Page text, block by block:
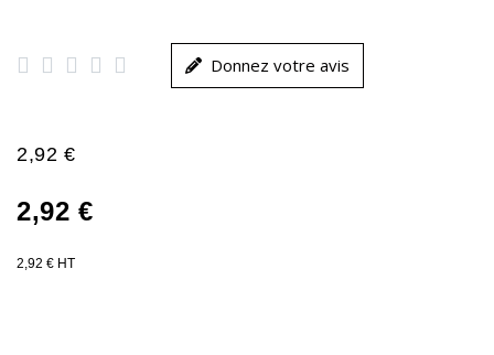
     Donnez votre avis
2,92 €
2,92 €
2,92 € HT